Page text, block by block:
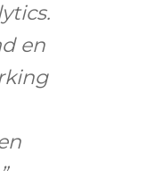
Precies
en